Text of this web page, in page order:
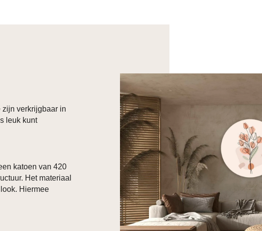
zijn verkrijgbaar in
leuk kunt
katoen van 420
Het materiaal
Hiermee